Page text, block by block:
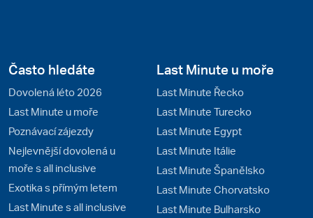
Často hledáte
Dovolená léto 2026
Last Minute u moře
Poznávací zájezdy
Nejlevnější dovolená u
moře s all inclusive
Exotika s přímým letem
Last Minute s all inclusive
Last Minute u moře
Last Minute Řecko
Last Minute Turecko
Last Minute Egypt
Last Minute Itálie
Last Minute Španělsko
Last Minute Chorvatsko
Last Minute Bulharsko